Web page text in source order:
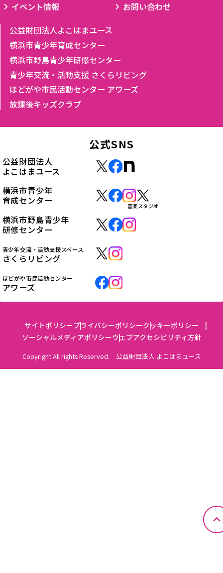
イベント情報
お問い合わせ
公益財団法人よこはまユース
横浜市青少年育成センター
横浜市野島青少年研修センター
青少年交流・活動支援 さくらリビング
ほどがや市民活動センター アワーズ
放課後キッズクラブ
公式SNS
公益財団法人
よこはまユース
横浜市青少年
育成センター
音楽スタジオ
横浜市野島青少年
研修センター
青少年交流・活動支援スペース
さくらリビング
ほどがや市民活動センター
アワーズ
サイトポリシープライバシーポリシークッキーポリシー
ソーシャルメディアポリシーウェブアクセシビリティ方針
Copyright All rights Reserved. 公益財団法人 よこはまユース